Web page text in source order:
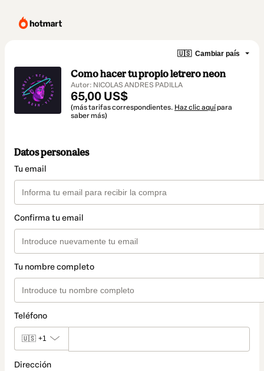
🇺🇸 Cambiar país
Como hacer tu propio letrero neon
Autor: NICOLAS ANDRES PADILLA
65,00 US$
(más tarifas correspondientes. Haz clic aquí para
saber más)
Datos personales
Tu email
Confirma tu email
Tu nombre completo
Teléfono
🇺🇸 +1
Dirección